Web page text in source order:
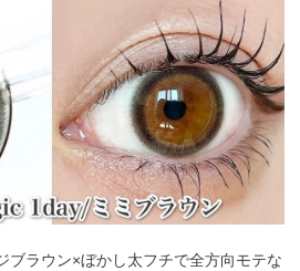
ブラウン×ぼかし太フチで全方向モテな